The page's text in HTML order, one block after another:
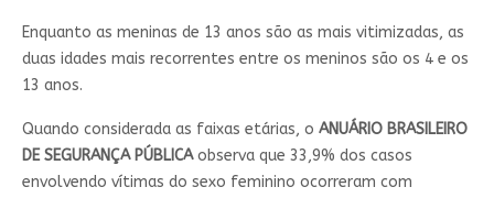
Enquanto as meninas de 13 anos são as mais vitimizadas, as
duas idades mais recorrentes entre os meninos são os 4 e os
13 anos.
Quando considerada as faixas etárias, o ANUÁRIO BRASILEIRO
DE SEGURANÇA PÚBLICAobserva que 33,9% dos casos
envolvendo vítimas do sexo feminino ocorreram com